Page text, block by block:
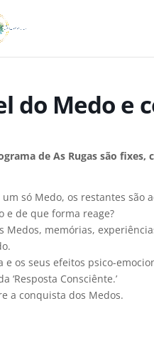
do Medo e
de As Rugas são fixes,
um só Medo, os restantes são
e de que forma reage?
Medos, memórias,
e os seus efeitos psico-
‘Resposta Consciênte.’
a conquista dos Medos.